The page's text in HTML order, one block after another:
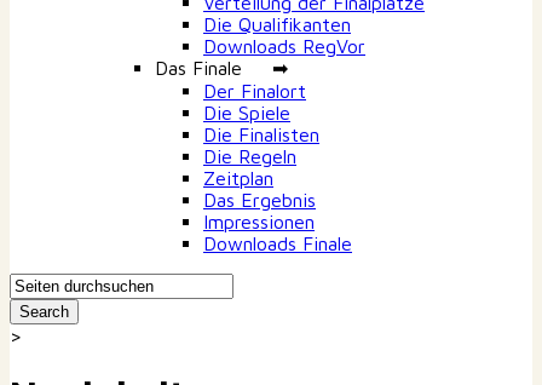
Die Qualifikanten
Downloads RegVor
Das Finale ➡
Der Finalort
Die Spiele
Die Finalisten
Die Regeln
Zeitplan
Das Ergebnis
Impressionen
Downloads Finale
>